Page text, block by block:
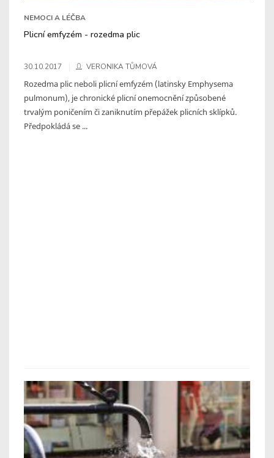
NEMOCI A LÉČBA
Plicní emfyzém - rozedma plic
30.10.2017 VERONIKA TŮMOVÁ
Rozedma plic neboli plicní emfyzém (latinsky Emphysema
pulmonum), je chronické plicní onemocnění způsobené
trvalým poničením či zaniknutím přepážek plicních sklípků.
Předpokládá se ...